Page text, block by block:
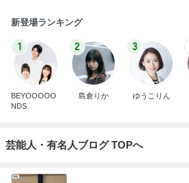
新登場ランキング
1
BEYOOOOO
NDS
2
島倉りか
3
ゆうこりん
芸能人・有名人ブログ TOPへ